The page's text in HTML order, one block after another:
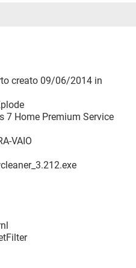
creato 09/06/2014 in
7 Home Premium Service
VAIO